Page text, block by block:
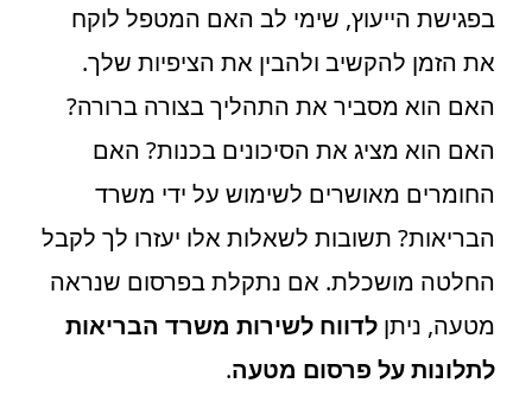
בפגישת הייעוץ, שימי לב האם המטפל לוקח
את הזמן להקשיב ולהבין את הציפיות שלך.
האם הוא מסביר את התהליך בצורה ברורה?
האם הוא מציג את הסיכונים בכנות? האם
החומרים מאושרים לשימוש על ידי משרד
הבריאות? תשובות לשאלות אלו יעזרו לך לקבל
החלטה מושכלת. אם נתקלת בפרסום שנראה
מטעה, ניתןלדווח לשירות משרד הבריאות
לתלונות על פרסום מטעה.